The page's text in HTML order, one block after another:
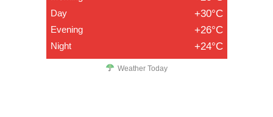
Day +30°C
Evening +26°C
Night +24°C
Weather Today